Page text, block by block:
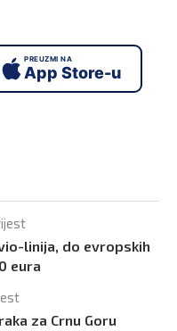
PREUZMI NA
App Store-u
linija, do evropskih
eura
za Crnu Goru